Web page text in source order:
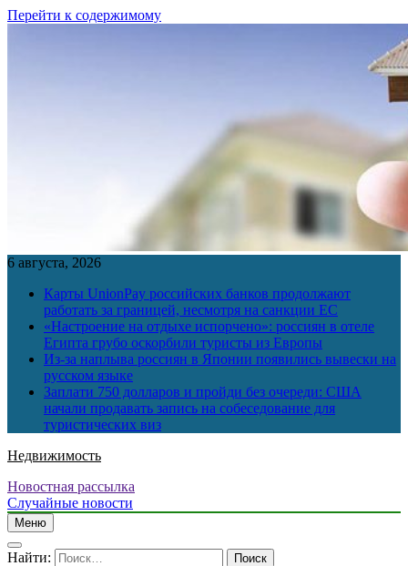
Перейти к содержимому
6 августа, 2026
Карты UnionPay российских банков продолжают
работать за границей, несмотря на санкции ЕС
«Настроение на отдыхе испорчено»: россиян в отеле
Египта грубо оскорбили туристы из Европы
Из-за наплыва россиян в Японии появились вывески на
русском языке
Заплати 750 долларов и пройди без очереди: США
начали продавать запись на собеседование для
туристических виз
Недвижимость
Новостная рассылка
Случайные новости
Меню
Найти: